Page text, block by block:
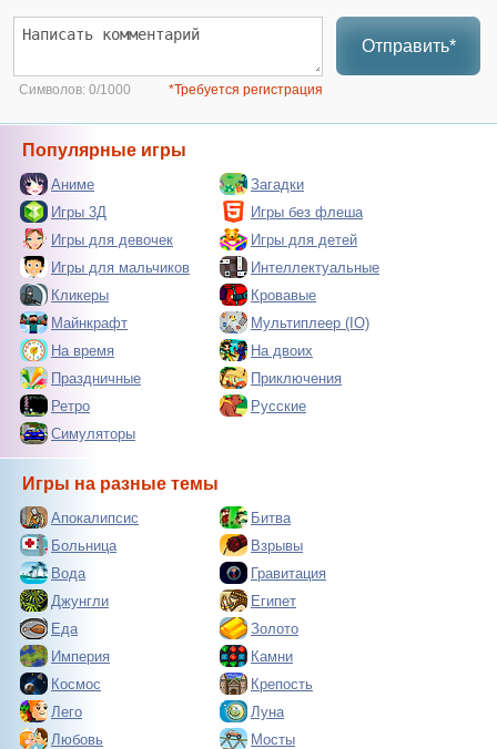
Отправить*
Символов: 0/1000 *Требуется регистрация
Популярные игры
Аниме
Загадки
Игры 3Д
Игры без флеша
Игры для девочек
Игры для детей
Игры для мальчиков
Интеллектуальные
Кликеры
Кровавые
Майнкрафт
Мультиплеер (IO)
На время
На двоих
Праздничные
Приключения
Ретро
Русские
Симуляторы
Игры на разные темы
Апокалипсис
Битва
Больница
Взрывы
Вода
Гравитация
Джунгли
Египет
Еда
Золото
Империя
Камни
Космос
Крепость
Лего
Луна
Любовь
Мосты